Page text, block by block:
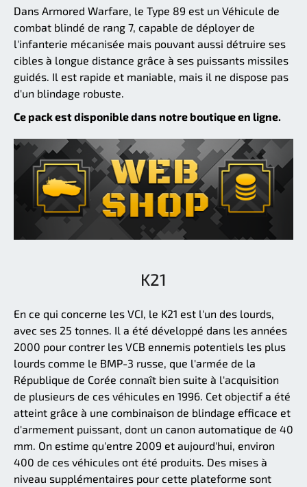
Dans Armored Warfare, le Type 89 est un Véhicule de
combat blindé de rang 7, capable de déployer de
l'infanterie mécanisée mais pouvant aussi détruire ses
cibles à longue distance grâce à ses puissants missiles
guidés. Il est rapide et maniable, mais il ne dispose pas
d'un blindage robuste.
Ce pack est disponible dans notre boutique en ligne.
K21
En ce qui concerne les VCI, le K21 est l'un des lourds,
avec ses 25 tonnes. Il a été développé dans les années
2000 pour contrer les VCB ennemis potentiels les plus
lourds comme le BMP-3 russe, que l'armée de la
République de Corée connaît bien suite à l'acquisition
de plusieurs de ces véhicules en 1996. Cet objectif a été
atteint grâce à une combinaison de blindage efficace et
d'armement puissant, dont un canon automatique de 40
mm. On estime qu'entre 2009 et aujourd'hui, environ
400 de ces véhicules ont été produits. Des mises à
niveau supplémentaires pour cette plateforme sont